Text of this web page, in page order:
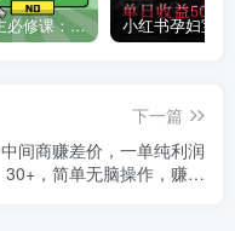
自媒体博主必修课：小红书搞钱大赏，教你打造爆款，如何搞钱（11节课）
下一篇
中间商赚差价，一单纯利润
30+，简单无脑操作，赚的